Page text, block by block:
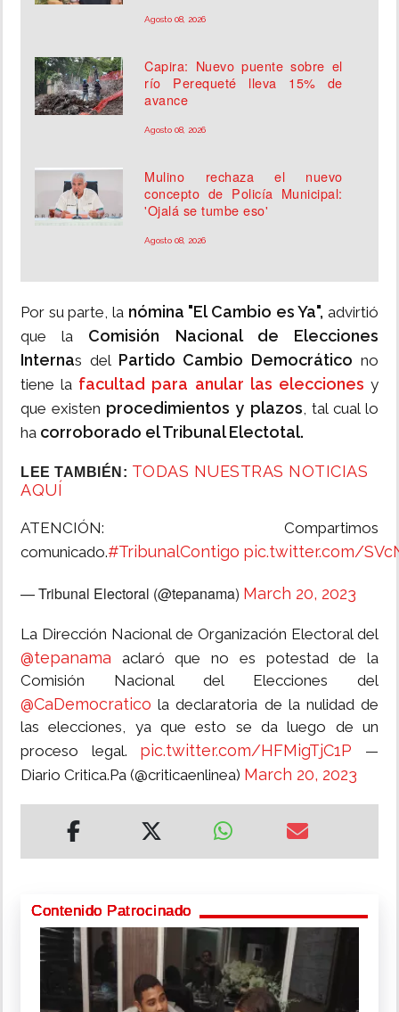
Agosto 08, 2026
Capira: Nuevo puente sobre el
río Perequeté lleva 15% de
avance
Agosto 08, 2026
Mulino rechaza el nuevo
concepto de Policía Municipal:
'Ojalá se tumbe eso'
Agosto 08, 2026
Por su parte, la nómina "El Cambio es Ya", advirtió
que la Comisión Nacional de Elecciones
Internas del Partido Cambio Democrático no
tiene la facultad para anular las eleccionesy
que existen procedimientos y plazos, tal cual lo
ha corroborado el Tribunal Electotal.
LEE TAMBIÉN: TODAS NUESTRAS NOTICIAS
AQUÍ
ATENCIÓN: Compartimos
comunicado.#TribunalContigo pic.twitter.com/
— Tribunal Electoral (@tepanama) March 20, 2023
La Dirección Nacional de Organización Electoral del
@tepanama aclaró que no es potestad de la
Comisión Nacional del Elecciones del
@CaDemocratico la declaratoria de la nulidad de
las elecciones, ya que esto se da luego de un
proceso legal. pic.twitter.com/HFMigTjC1P —
Diario Critica.Pa (@criticaenlinea) March 20, 2023
Contenido Patrocinado